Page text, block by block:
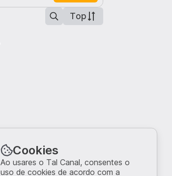
Top
Cookies
Ao usares o Tal Canal, consentes o
uso de cookies de acordo com a